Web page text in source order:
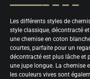
Les différents styles de
style classique, décontracté
une chemise en coton
courtes, parfaite pour un
décontracté est plus lâche et
une jupe longue. La chemise
les couleurs vives sont